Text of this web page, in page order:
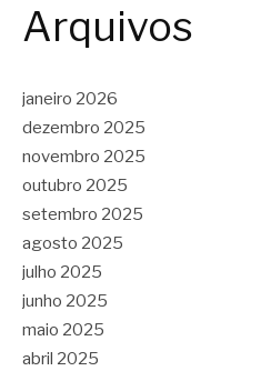
Arquivos
janeiro 2026
dezembro 2025
novembro 2025
outubro 2025
setembro 2025
agosto 2025
julho 2025
junho 2025
maio 2025
abril 2025